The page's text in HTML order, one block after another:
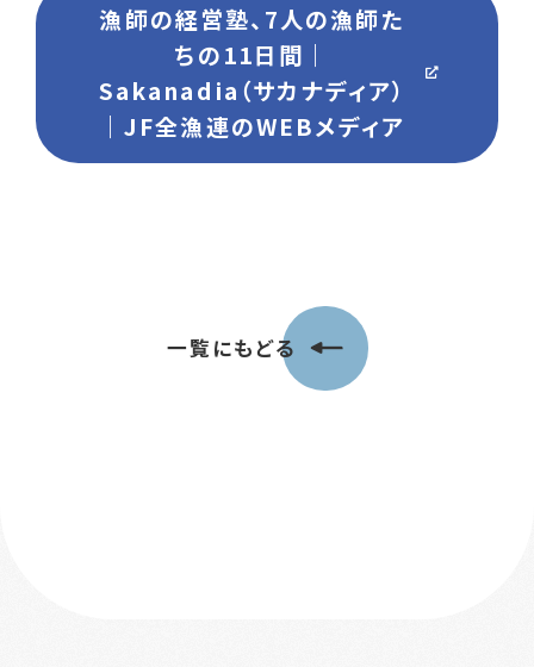
漁師の経営塾、7人の漁師た
ちの11日間｜
Sakanadia（サカナディア）
｜JF全漁連のWEBメディア
一覧にもどる